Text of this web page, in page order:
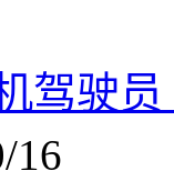
驾驶
16